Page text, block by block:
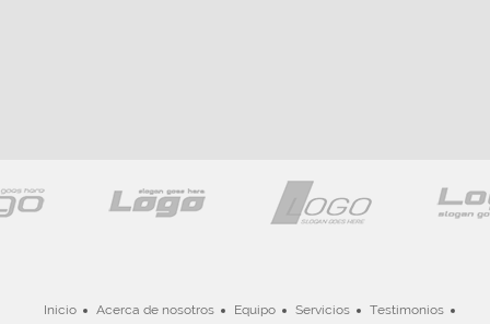
Inicio Acerca de nosotros Equipo Servicios
Testimonios